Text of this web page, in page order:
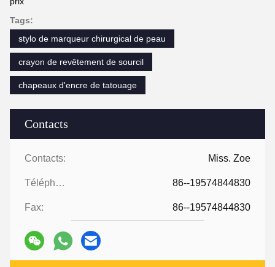
Contacts
Contacts: Miss. Zoe
Téléphone: 86--19574844830
Fax: 86--19574844830
Tags:
stylo de marqueur chirurgical de peau
crayon de revêtement de sourcil
chapeaux d'encre de tatouage